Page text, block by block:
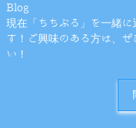
Blog
現在「ちちぶる」を一緒
す！ご興味のある方は、
い！